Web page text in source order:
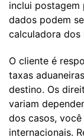
inclui postagem
dados podem
calculadora dos
O cliente é
taxas
destino. Os
variam
dos casos,
internacionais.